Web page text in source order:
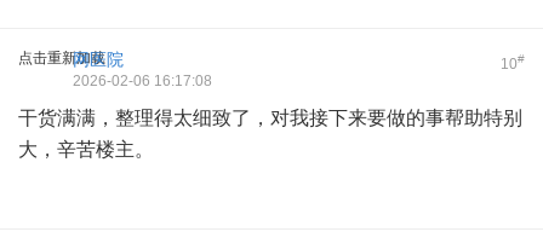
点击重新加载 10#
网医院
2026-02-06 16:17:08
干货满满，整理得太细致了，对我接下来要做的事帮助特别
大，辛苦楼主。